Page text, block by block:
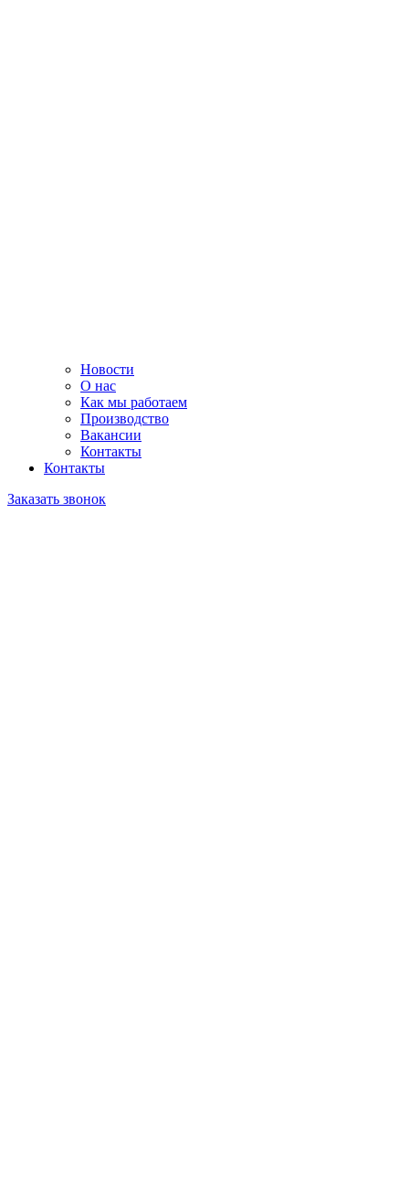
Новости
О нас
Как мы работаем
Производство
Вакансии
Контакты
Контакты
Заказать звонок